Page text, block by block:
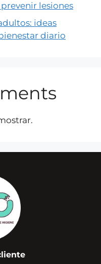
lesiones
ideas
diario